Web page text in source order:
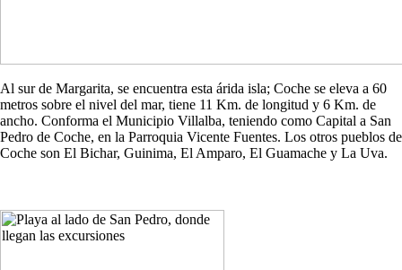
Al sur de Margarita, se encuentra esta árida isla; Coche se eleva a 60
metros sobre el nivel del mar, tiene 11 Km. de longitud y 6 Km. de
ancho. Conforma el Municipio Villalba, teniendo como Capital a San
Pedro de Coche, en la Parroquia Vicente Fuentes. Los otros pueblos de
Coche son El Bichar, Guinima, El Amparo, El Guamache y La Uva.